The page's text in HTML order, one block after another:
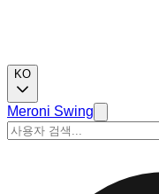
KO
Meroni Swing